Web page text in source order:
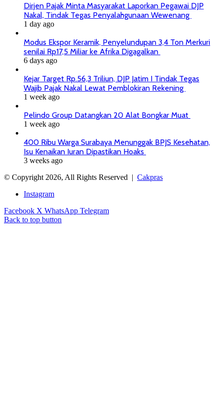
Dirjen Pajak Minta Masyarakat Laporkan Pegawai DJP
Nakal, Tindak Tegas Penyalahgunaan Wewenang
1 day ago
Modus Ekspor Keramik, Penyelundupan 3,4 Ton Merkuri
senilai Rp17,5 Miliar ke Afrika Digagalkan
6 days ago
Kejar Target Rp.56,3 Triliun, DJP Jatim I Tindak Tegas
Wajib Pajak Nakal Lewat Pemblokiran Rekening
1 week ago
Pelindo Group Datangkan 20 Alat Bongkar Muat
1 week ago
400 Ribu Warga Surabaya Menunggak BPJS Kesehatan,
Isu Kenaikan Iuran Dipastikan Hoaks
3 weeks ago
© Copyright 2026, All Rights Reserved | Cakpras
Instagram
Facebook X WhatsApp Telegram
Back to top button